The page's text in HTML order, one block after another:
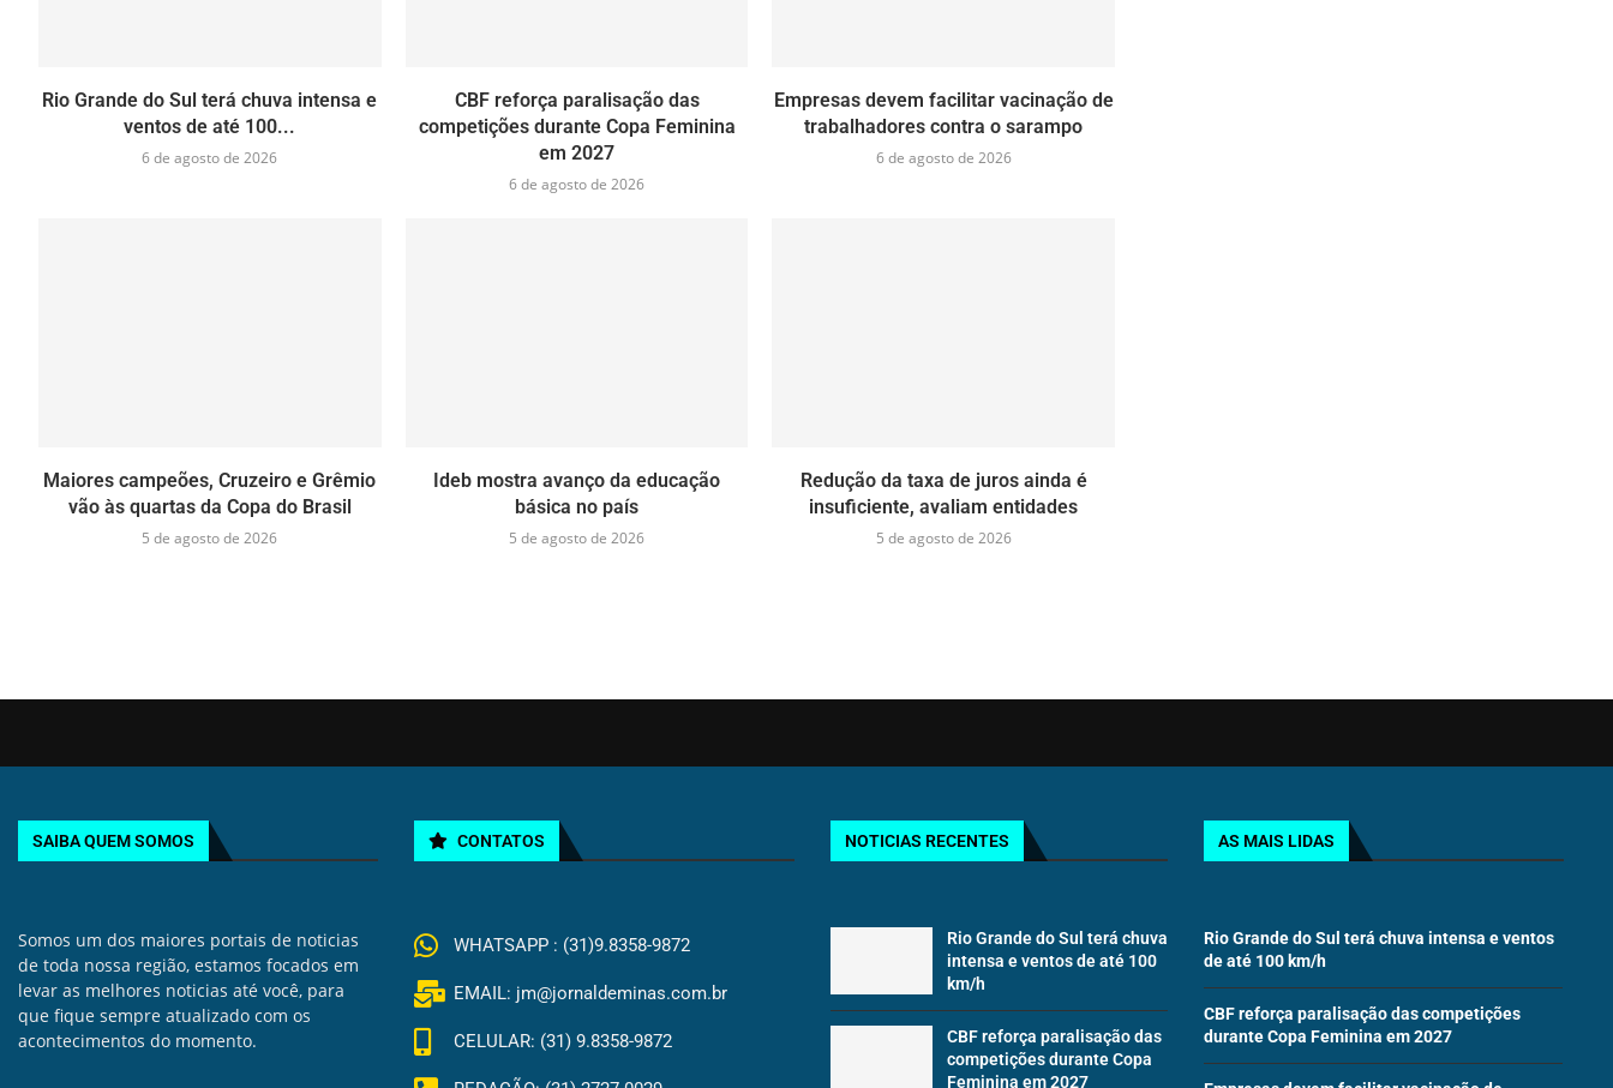
Rio Grande do Sul terá chuva intensa e
ventos de até 100...
6 de agosto de 2026
CBF reforça paralisação das
competições durante Copa Feminina
em 2027
6 de agosto de 2026
Empresas devem facilitar vacinação de
trabalhadores contra o sarampo
6 de agosto de 2026
Maiores campeões, Cruzeiro e Grêmio
vão às quartas da Copa do Brasil
5 de agosto de 2026
Ideb mostra avanço da educação
básica no país
5 de agosto de 2026
Redução da taxa de juros ainda é
insuficiente, avaliam entidades
5 de agosto de 2026
SAIBA QUEM SOMOS
Somos um dos maiores portais de noticias
de toda nossa região, estamos focados em
levar as melhores noticias até você, para
que fique sempre atualizado com os
acontecimentos do momento.
CONTATOS
WHATSAPP : (31)9.8358-9872
EMAIL: jm@jornaldeminas.com.br
CELULAR: (31) 9.8358-9872
NOTICIAS RECENTES
Rio Grande do Sul terá chuva
intensa e ventos de até 100
km/h
CBF reforça paralisação das
competições durante Copa
Feminina em 2027
AS MAIS LIDAS
Rio Grande do Sul terá chuva intensa e ventos
de até 100 km/h
CBF reforça paralisação das competições
durante Copa Feminina em 2027